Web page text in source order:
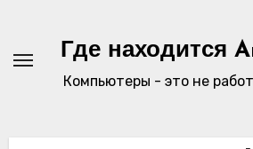
содержимомуГде находится
Компьютеры - это не